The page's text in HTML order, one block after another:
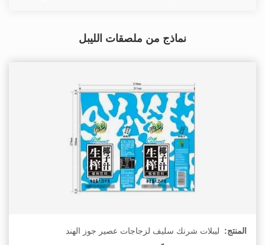
نماذج من ملصقات الليبل
المنتج:
ليبلات شرنك سليف لزجاجات عصير جوز الهند